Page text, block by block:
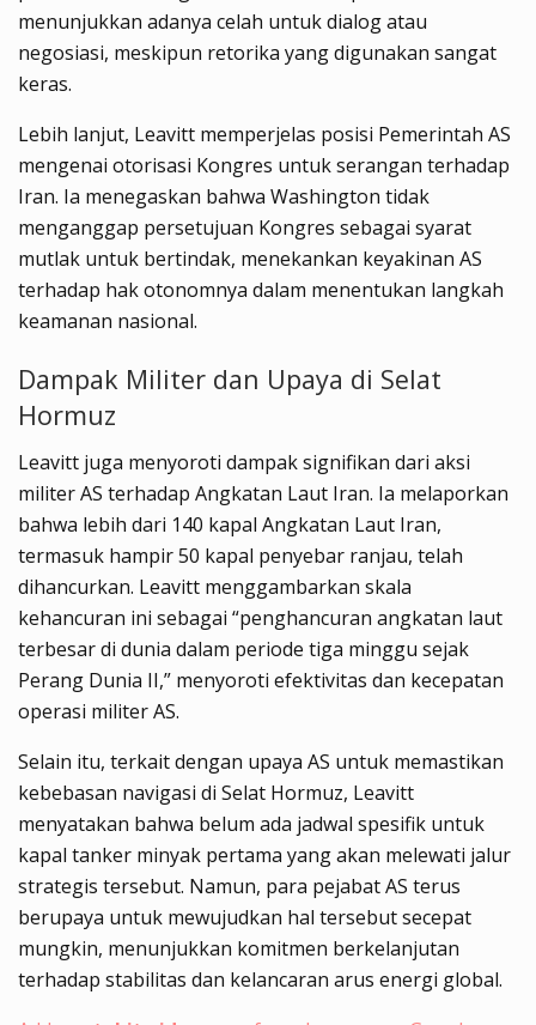
menunjukkan adanya celah untuk dialog atau
negosiasi, meskipun retorika yang digunakan sangat
keras.
Lebih lanjut, Leavitt memperjelas posisi Pemerintah AS
mengenai otorisasi Kongres untuk serangan terhadap
Iran. Ia menegaskan bahwa Washington tidak
menganggap persetujuan Kongres sebagai syarat
mutlak untuk bertindak, menekankan keyakinan AS
terhadap hak otonomnya dalam menentukan langkah
keamanan nasional.
Dampak Militer dan Upaya di Selat
Hormuz
Leavitt juga menyoroti dampak signifikan dari aksi
militer AS terhadap Angkatan Laut Iran. Ia melaporkan
bahwa lebih dari 140 kapal Angkatan Laut Iran,
termasuk hampir 50 kapal penyebar ranjau, telah
dihancurkan. Leavitt menggambarkan skala
kehancuran ini sebagai “penghancuran angkatan laut
terbesar di dunia dalam periode tiga minggu sejak
Perang Dunia II,” menyoroti efektivitas dan kecepatan
operasi militer AS.
Selain itu, terkait dengan upaya AS untuk memastikan
kebebasan navigasi di Selat Hormuz, Leavitt
menyatakan bahwa belum ada jadwal spesifik untuk
kapal tanker minyak pertama yang akan melewati jalur
strategis tersebut. Namun, para pejabat AS terus
berupaya untuk mewujudkan hal tersebut secepat
mungkin, menunjukkan komitmen berkelanjutan
terhadap stabilitas dan kelancaran arus energi global.